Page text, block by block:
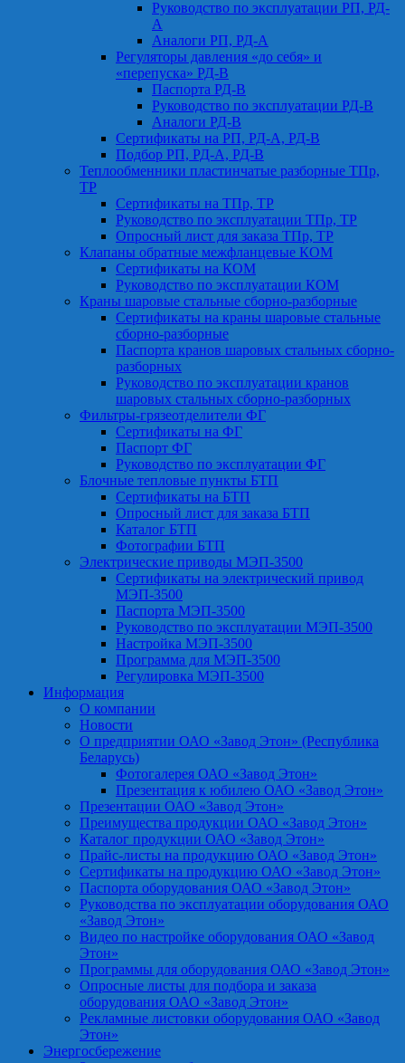
Руководство по эксплуатации РП, РД-
А
Аналоги РП, РД-А
Регуляторы давления «до себя» и
«перепуска» РД-В
Паспорта РД-В
Руководство по эксплуатации РД-В
Аналоги РД-В
Сертификаты на РП, РД-А, РД-В
Подбор РП, РД-А, РД-В
Теплообменники пластинчатые разборные ТПр,
ТР
Сертификаты на ТПр, ТР
Руководство по эксплуатации ТПр, ТР
Опросный лист для заказа ТПр, ТР
Клапаны обратные межфланцевые КОМ
Сертификаты на КОМ
Руководство по эксплуатации КОМ
Краны шаровые стальные сборно-разборные
Сертификаты на краны шаровые стальные
сборно-разборные
Паспорта кранов шаровых стальных сборно-
разборных
Руководство по эксплуатации кранов
шаровых стальных сборно-разборных
Фильтры-грязеотделители ФГ
Сертификаты на ФГ
Паспорт ФГ
Руководство по эксплуатации ФГ
Блочные тепловые пункты БТП
Сертификаты на БТП
Опросный лист для заказа БТП
Каталог БТП
Фотографии БТП
Электрические приводы МЭП-3500
Сертификаты на электрический привод
МЭП-3500
Паспорта МЭП-3500
Руководство по эксплуатации МЭП-3500
Настройка МЭП-3500
Программа для МЭП-3500
Регулировка МЭП-3500
Информация
О компании
Новости
О предприятии ОАО «Завод Этон» (Республика
Беларусь)
Фотогалерея ОАО «Завод Этон»
Презентация к юбилею ОАО «Завод Этон»
Презентации ОАО «Завод Этон»
Преимущества продукции ОАО «Завод Этон»
Каталог продукции ОАО «Завод Этон»
Прайс-листы на продукцию ОАО «Завод Этон»
Сертификаты на продукцию ОАО «Завод Этон»
Паспорта оборудования ОАО «Завод Этон»
Руководства по эксплуатации оборудования ОАО
«Завод Этон»
Видео по настройке оборудования ОАО «Завод
Этон»
Программы для оборудования ОАО «Завод Этон»
Опросные листы для подбора и заказа
оборудования ОАО «Завод Этон»
Рекламные листовки оборудования ОАО «Завод
Этон»
Энергосбережение